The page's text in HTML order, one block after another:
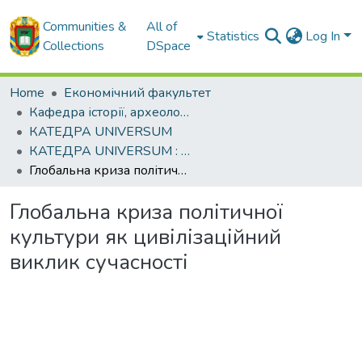
Communities &
Collections
All of
DSpace
Statistics Log In
Home
Економічний факультет
Кафедра історії, археології, інформаційної та архівної справи
КАТЕДРА UNIVERSUM
КАТЕДРА UNIVERSUM : електронний збірник 2020. - Вип. 1
Глобальна криза політичної культури як цивілізаційний виклик сучасності
Глобальна криза політичної
культури як цивілізаційний
виклик сучасності